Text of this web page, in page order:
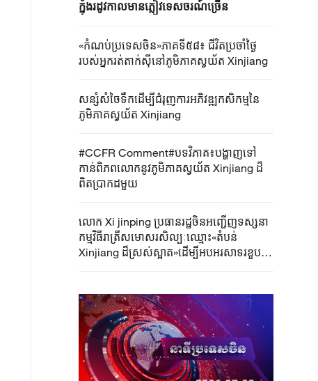
ក្នុងរដូវកាលមានភ្លៀវទេសចរណ៍ច្រើន
«កំណប់ប្រទេសចិន»ភាគទី៥៨៖ ជីវិតប្រចាំថ្ងៃ
របស់អ្នករត់តាក់ស៊ីនៅភូមិភាគស្វយ័ត Xinjiang
សន្សំសំចៃ​ទឹកដើម្បី​ជំរុញ​ការអភិវឌ្ឍ​កសិកម្មនៃ​
ភូមិភាគ​ស្វយ័ត​​​ Xinjiang ​
#CCFR ​Comment#បទវិភាគ​៖​បង្ហាញទៅ​
កាន់​ពិភពលោក​នូវ​ភូមិភាគស្វយ័ត​ Xinjiang ​ដ៏
ពិត​ប្រាកដមួយ​
លោក Xi jinping ប្រធានរដ្ឋចិនអញ្ជើញទស្សនា
កម្មវិធីរាត្រីសមោសរសិល្បៈឈ្មោះ«តំបន់
Xinjiang ដ៏ស្រស់ស្អាត»ដើម្បីអបអរសាទរខួបទី
៧០ នៃការបង្កើតភូមិភាគស្វយ័ត Xinjiang